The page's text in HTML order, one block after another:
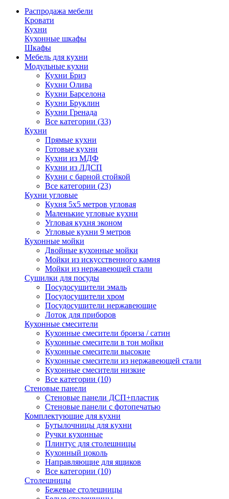
Распродажа мебели
Кровати
Кухни
Кухонные шкафы
Шкафы
Мебель для кухни
Модульные кухни
Кухни Бриз
Кухни Олива
Кухни Барселона
Кухни Бруклин
Кухни Гренада
Все категории (33)
Кухни
Прямые кухни
Готовые кухни
Кухни из МДФ
Кухни из ЛДСП
Кухни с барной стойкой
Все категории (23)
Кухни угловые
Кухня 5х5 метров угловая
Маленькие угловые кухни
Угловая кухня эконом
Угловые кухни 9 метров
Кухонные мойки
Двойные кухонные мойки
Мойки из искусственного камня
Мойки из нержавеющей стали
Сушилки для посуды
Посудосушители эмаль
Посудосушители хром
Посудосушители нержавеющие
Лоток для приборов
Кухонные смесители
Кухонные смесители бронза / сатин
Кухонные смесители в тон мойки
Кухонные смесители высокие
Кухонные смесители из нержавеющей стали
Кухонные смесители низкие
Все категории (10)
Стеновые панели
Стеновые панели ДСП+пластик
Стеновые панели с фотопечатью
Комплектующие для кухни
Бутылочницы для кухни
Ручки кухонные
Плинтус для столешницы
Кухонный цоколь
Направляющие для ящиков
Все категории (10)
Столешницы
Бежевые столешницы